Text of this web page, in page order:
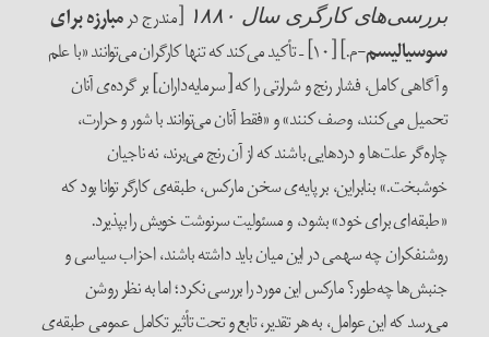
بررسی‌های کارگری سال ۱۸۸۰ [مندرج درمبارزه برای
سوسیالیسم
-م.] [۱۰] – تأکید می‌کند که تنها کارگران می‌توانند «با علم
و آگاهی کامل، فشار رنج و شرارتی را که [سرمایه‌داران] بر گرده‌ی آنان
تحمیل می‌کنند، وصف کنند» و «فقط آنان می‌توانند با شور و حرارت،
چاره‌گر علت‌ها و دردهایی باشند که از آن رنج می‌برند، نه ناجیان
خوشبخت.» بنابراین، بر پایه‌ی سخن مارکس، طبقه‌ی کارگر توانا بود که
«طبقه‌ای برای خود» بشود، و مسئولیت سرنوشت خویش را بپذیرد.
روشنفکران چه سهمی در این میان باید داشته باشند، احزاب سیاسی و
جنبش‌ها چه‌طور؟ مارکس این مورد را بررسی نکرد؛ اما به نظر روشن
می‌رسد که این عوامل، به هر تقدیر، تابع و تحت تأثیر تکامل عمومی طبقه‌ی